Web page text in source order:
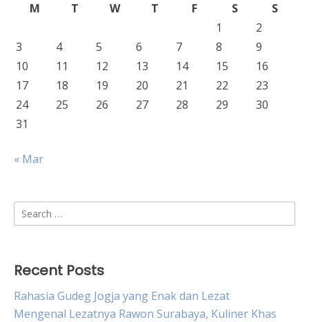
M
T W T F S
S
1
2
3
4 5 6 7 8
9
10
11 12 13 14 15
16
17
18 19 20 21 22
23
24
25 26 27 28 29
30
31
« Mar
Search
for:
Recent Posts
Rahasia Gudeg Jogja yang Enak dan Lezat
Mengenal Lezatnya Rawon Surabaya, Kuliner Khas